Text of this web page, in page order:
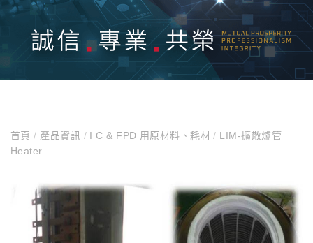
首頁/ 產品資訊 /I C & FPD 用原材料、耗材/ LIM-擴散爐管
Heater